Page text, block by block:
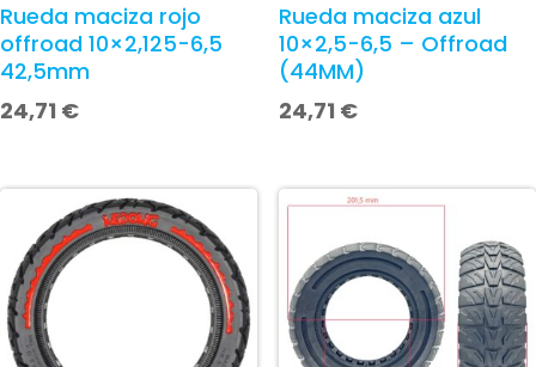
Rueda maciza rojo
offroad 10×2,125-6,5
42,5mm
24,71 €
Rueda maciza azul
10×2,5-6,5 – Offroad
(44MM)
24,71 €